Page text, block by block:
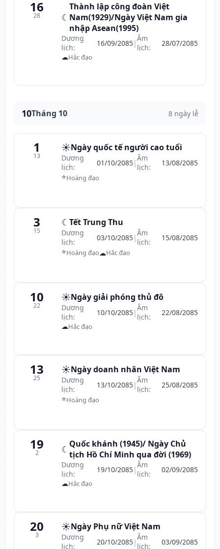
16
28 ☾
Thành lập công đoàn Việt
Nam(1929)/Ngày Việt Nam gia
nhập Asean(1995)
Dương
lịch:
16/09/2085|Âm
lịch:
28/07/2085
☁Hắc đạo
10Tháng 10 8 ngày lễ
1
13
☀️Ngày quốc tế người cao tuổi
Dương
lịch:
01/10/2085|Âm
lịch:
13/08/2085
⭐Hoàng đạo
3
15
☾ Tết Trung Thu
Dương
lịch:
03/10/2085|Âm
lịch:
15/08/2085
⭐Hoàng đạo☁Hắc đạo
10
22
☀️Ngày giải phóng thủ đô
Dương
lịch:
10/10/2085|Âm
lịch:
22/08/2085
☁Hắc đạo
13
25
☀️Ngày doanh nhân Việt Nam
Dương
lịch:
13/10/2085|Âm
lịch:
25/08/2085
⭐Hoàng đạo
19
2 ☾ Quốc khánh (1945)/ Ngày Chủ
tịch Hồ Chí Minh qua đời (1969)
Dương
lịch:
19/10/2085|Âm
lịch:
02/09/2085
☁Hắc đạo
20
3
☀️Ngày Phụ nữ Việt Nam
Dương
lịch:
20/10/2085|Âm
lịch:
03/09/2085